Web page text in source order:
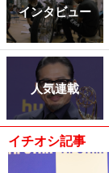
インタビュー
人気連載
イチオシ記事